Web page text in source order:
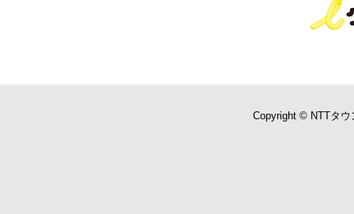
Copyright © NTTタウ